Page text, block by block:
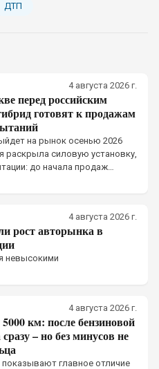
ДТП
4 августа 2026 г.
перед российским
готовят к продажам
на рынок осенью 2026
раскрыла силовую установку,
до начала продаж
испытывали на
4 августа 2026 г.
рост авторынка в
невысокими
4 августа 2026 г.
км: после бензиновой
– но без минусов не
главное отличие